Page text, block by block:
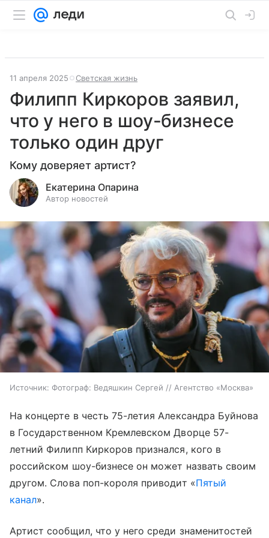
11 апреля 2025 Светская жизнь
Филипп Киркоров заявил,
что у него в шоу-бизнесе
только один друг
Кому доверяет артист?
Екатерина Опарина
Автор новостей
Источник: Фотограф: Ведяшкин Сергей // Агентство «Москва»
На концерте в честь 75-летия Александра Буйнова
в Государственном Кремлевском Дворце 57-
летний Филипп Киркоров признался, кого в
российском шоу-бизнесе он может назвать своим
другом. Слова поп-короля приводит «Пятый
канал».
Артист сообщил, что у него среди знаменитостей